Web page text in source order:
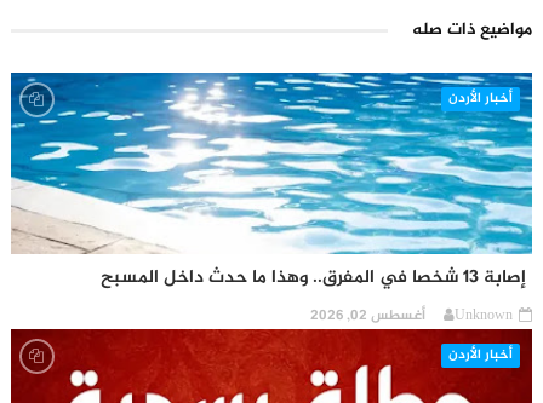
مواضيع ذات صله
أخبار الأردن
إصابة 13 شخصا في المفرق.. وهذا ما حدث داخل المسبح
Unknown أغسطس 02, 2026
أخبار الأردن